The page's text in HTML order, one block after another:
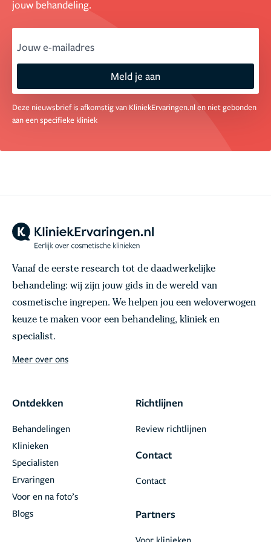
jouw behandeling.
Meld je aan
Deze nieuwsbrief is afkomstig van KliniekErvaringen.nl en niet gebonden
aan een specifieke kliniek
Vanaf de eerste research tot de daadwerkelijke
behandeling: wij zijn jouw gids in de wereld van
cosmetische ingrepen. We helpen jou een weloverwogen
keuze te maken voor een behandeling, kliniek en
specialist.
Meer over ons
Ontdekken
Behandelingen
Klinieken
Specialisten
Ervaringen
Voor en na foto’s
Blogs
Richtlijnen
Review richtlijnen
Contact
Contact
Partners
Voor klinieken